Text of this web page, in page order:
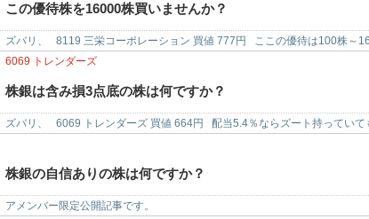
この優待株を16000株買いませんか？
ズバリ、 8119 三栄コーポレーション 買値 777円 ここの優待は100株～
6069 トレンダーズ
株銀は含み損3点底の株は何ですか？
ズバリ、 6069 トレンダーズ 買値 664円 配当5.4％ならズート持って
株銀の自信ありの株は何ですか？
アメンバー限定公開記事です。